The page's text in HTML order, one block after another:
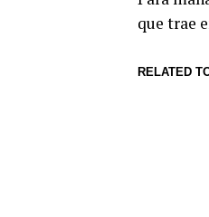
que trae
RELATED